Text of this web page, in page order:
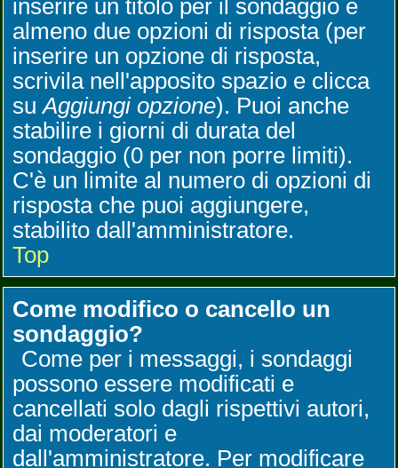
inserire un titolo per il sondaggio e
almeno due opzioni di risposta (per
inserire un opzione di risposta,
scrivila nell'apposito spazio e clicca
suAggiungi opzione). Puoi anche
stabilire i giorni di durata del
sondaggio (0 per non porre limiti).
C'è un limite al numero di opzioni di
risposta che puoi aggiungere,
stabilito dall'amministratore.
Top
Come modifico o cancello un
sondaggio?
Come per i messaggi, i sondaggi
possono essere modificati e
cancellati solo dagli rispettivi autori,
dai moderatori e
dall'amministratore. Per modificare